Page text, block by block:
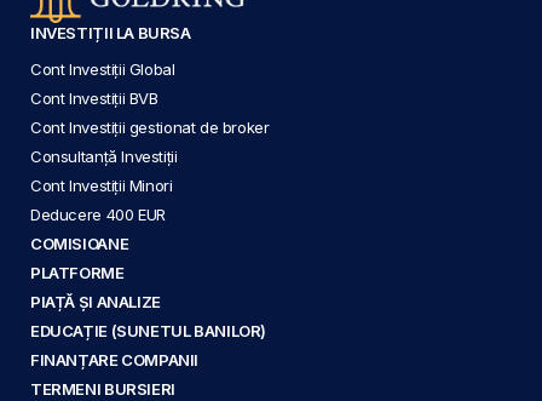
INVESTIȚII LA BURSA
Cont Investiții Global
Cont Investiții BVB
Cont Investiții gestionat de broker
Consultanță Investiții
Cont Investiții Minori
Deducere 400 EUR
COMISIOANE
PLATFORME
PIAȚĂ ȘI ANALIZE
EDUCAȚIE (SUNETUL BANILOR)
FINANȚARE COMPANII
TERMENI BURSIERI